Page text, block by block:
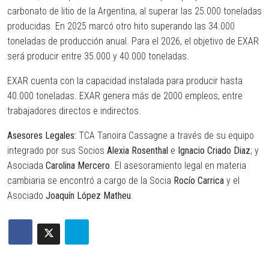
carbonato de litio de la Argentina, al superar las 25.000 toneladas
producidas. En 2025 marcó otro hito superando las 34.000
toneladas de producción anual. Para el 2026, el objetivo de EXAR
será producir entre 35.000 y 40.000 toneladas.
EXAR cuenta con la capacidad instalada para producir hasta
40.000 toneladas. EXAR genera más de 2000 empleos, entre
trabajadores directos e indirectos.
Asesores Legales: TCA Tanoira Cassagne a través de su equipo
integrado por sus Socios Alexia Rosenthal e Ignacio Criado Diaz; y
Asociada Carolina Mercero. El asesoramiento legal en materia
cambiaria se encontró a cargo de la Socia Rocío Carrica y el
Asociado Joaquín López Matheu.